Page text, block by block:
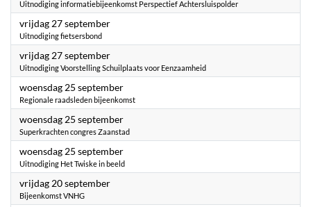
Uitnodiging informatiebijeenkomst Perspectief Achtersluispolder
vrijdag 27 september2024
Uitnodiging fietsersbond
vrijdag 27 september2024
Uitnodiging Voorstelling Schuilplaats voor Eenzaamheid
woensdag 25 september2024
Regionale raadsleden bijeenkomst
woensdag 25 september2024
Superkrachten congres Zaanstad
woensdag 25 september2024
Uitnodiging Het Twiske in beeld
vrijdag 20 september2024
Bijeenkomst VNHG